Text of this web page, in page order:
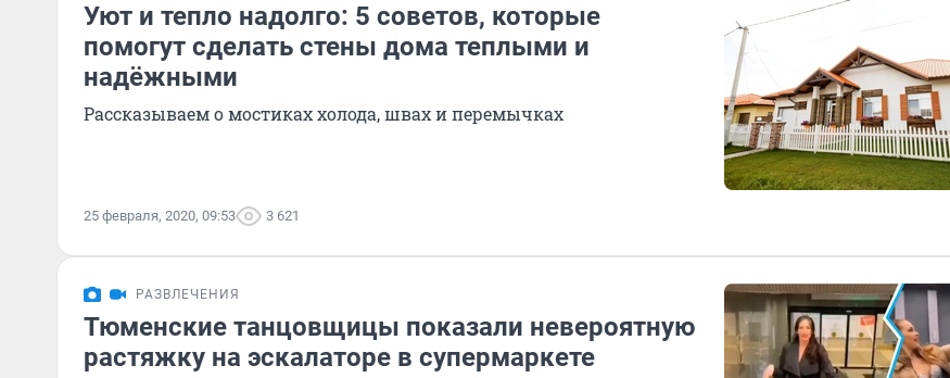
Уют и тепло надолго: 5 советов, которые
помогут сделать стены дома теплыми и
надёжными
Рассказываем о мостиках холода, швах и перемычках
25 февраля, 2020, 09:53 3 621
РАЗВЛЕЧЕНИЯ
Тюменские танцовщицы показали невероятную
растяжку на эскалаторе в супермаркете